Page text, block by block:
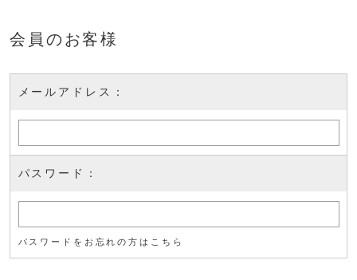
会員のお客様
メールアドレス：
パスワード：
パスワードをお忘れの方はこちら